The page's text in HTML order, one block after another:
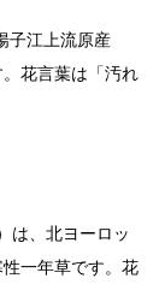
子江上流原産
花言葉は「汚れ
は、北ヨーロッ
一年草です。花